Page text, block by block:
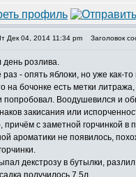
Дек 04, 2014 11:34 pm Заголовок
розлива.
- опять яблоки, но уже как-
на бочонке есть метки
попробовал. Воодушевился и
закисания или
причём с заметной горчинкой в
ароматики не появилось,
декстрозу в бутылки,
получилось 7.5л